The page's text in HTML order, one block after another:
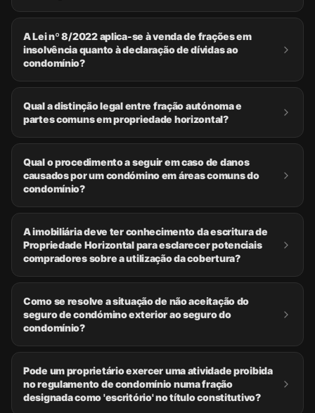
A Lei nº 8/2022 aplica-se à venda de frações em
insolvência quanto à declaração de dívidas ao
condomínio?
Qual a distinção legal entre fração autónoma e
partes comuns em propriedade horizontal?
Qual o procedimento a seguir em caso de danos
causados por um condómino em áreas comuns do
condomínio?
A imobiliária deve ter conhecimento da escritura de
Propriedade Horizontal para esclarecer potenciais
compradores sobre a utilização da cobertura?
Como se resolve a situação de não aceitação do
seguro de condómino exterior ao seguro do
condomínio?
Pode um proprietário exercer uma atividade proibida
no regulamento de condomínio numa fração
designada como 'escritório' no título constitutivo?